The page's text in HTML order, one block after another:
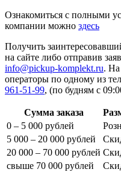
Ознакомиться с полными
компании можно здесь
Получить
на сайте либо отправив
info@pickup-komplekt.ru.
операторы по одному из
961-51-99, (по будням с
Сумма заказа
0 – 5 000 рублей
5 000 – 20 000 рублей
20 000 – 70 000 рублей
свыше 70 000 рублей